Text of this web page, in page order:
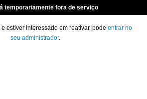
temporariamente fora de serviço
estiver interessado em reativar, pode entrar no
seu administrador.